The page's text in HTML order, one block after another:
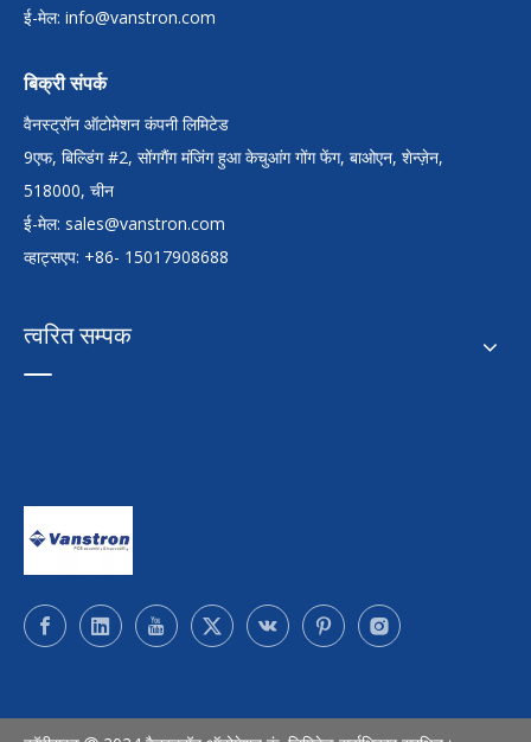
ई-मेल: info@vanstron.com
बिक्री संपर्क
वैनस्ट्रॉन ऑटोमेशन कंपनी लिमिटेड
9एफ, बिल्डिंग #2, सोंगगैंग मंजिंग हुआ केचुआंग गोंग फेंग, बाओएन, शेन्ज़ेन,
518000, चीन
ई-मेल: sales@vanstron.com
व्हाट्सएप: +86- 15017908688
त्वरित सम्पक